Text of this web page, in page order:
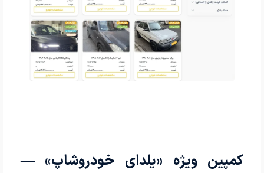
کمپین ویژه «یلدای خودروشاپ» —